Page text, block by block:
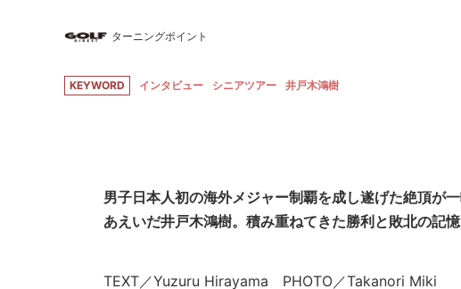
ターニングポイント
KEYWORD インタビュー シニアツアー 井戸木鴻樹
男子日本人初の海外メジャー制覇を成し遂げた絶頂が
あえいだ井戸木鴻樹。積み重ねてきた勝利と敗北の記
TEXT／Yuzuru Hirayama PHOTO／Takanori Miki